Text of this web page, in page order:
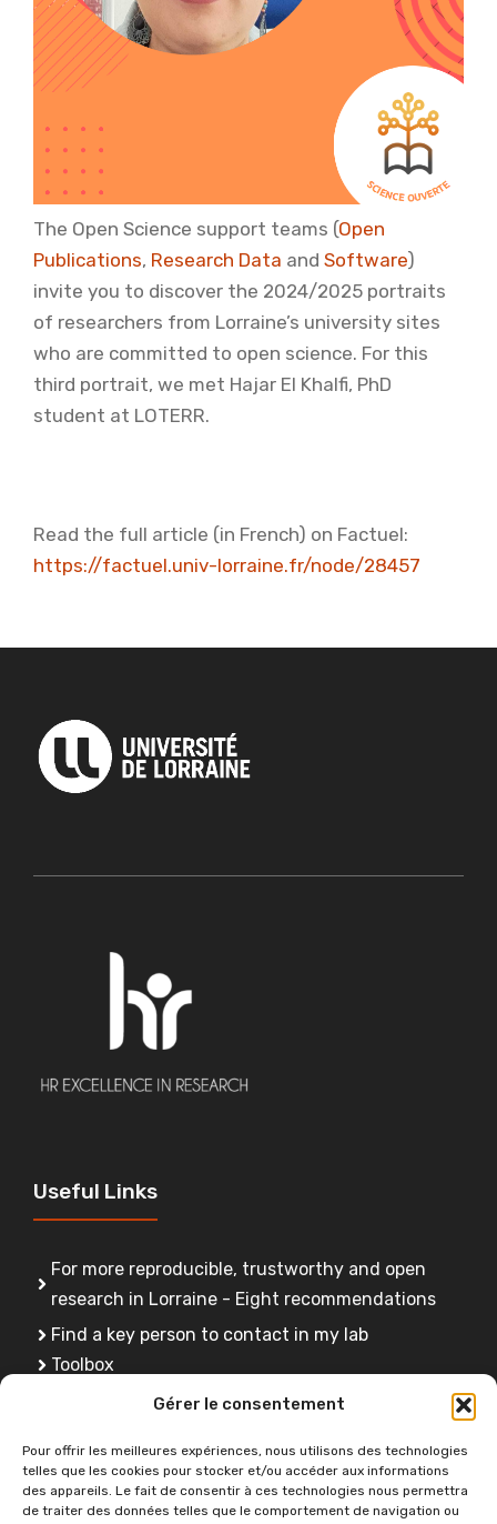
Gérer le consentement
Pour offrir les meilleures expériences, nous utilisons des technologies
telles que les cookies pour stocker et/ou accéder aux informations
des appareils. Le fait de consentir à ces technologies nous permettra
de traiter des données telles que le comportement de navigation ou
The Open Science support teams (Open
Publications, Research Data and Software)
invite you to discover the 2024/2025 portraits
of researchers from Lorraine’s university sites
who are committed to open science. For this
third portrait, we met Hajar El Khalfi, PhD
student at LOTERR.
Read the full article (in French) on Factuel:
https://factuel.univ-lorraine.fr/node/28457
Useful Links
For more reproducible, trustworthy and open
research in Lorraine - Eight recommendations
Find a key person to contact in my lab
Toolbox